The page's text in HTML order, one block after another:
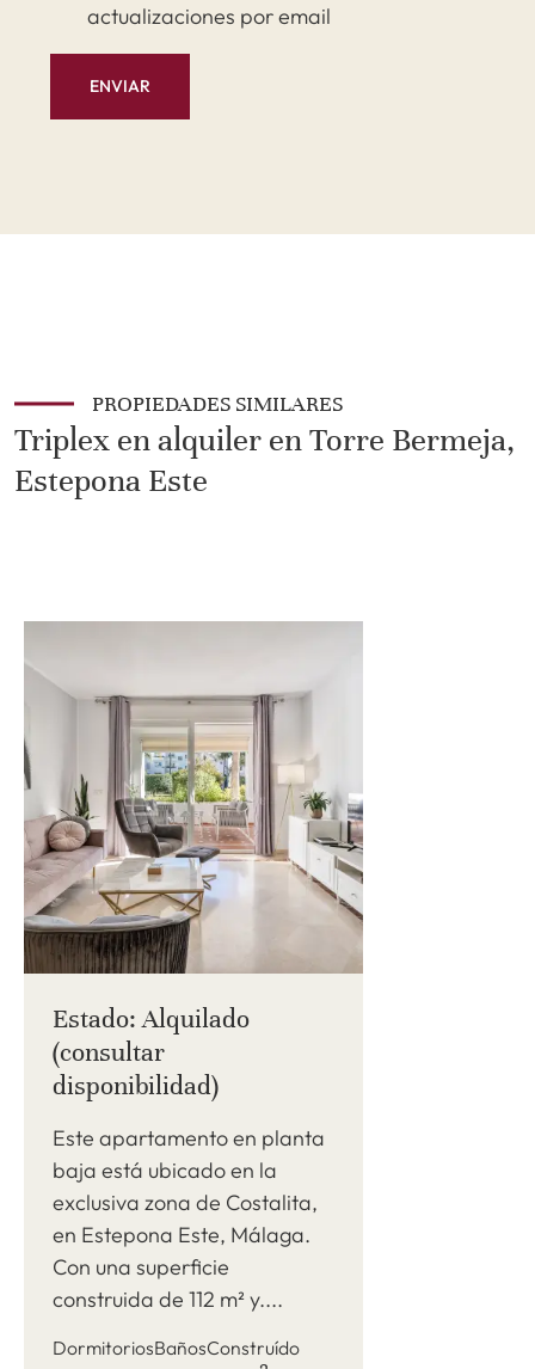
actualizaciones por email
ENVIAR
PROPIEDADES SIMILARES
Triplex en alquiler en Torre Bermeja,
Estepona Este
Estado: Alquilado
(consultar
disponibilidad)
Este apartamento en planta
baja está ubicado en la
exclusiva zona de Costalita,
en Estepona Este, Málaga.
Con una superficie
construida de 112 m² y....
DormitoriosBañosConstruído